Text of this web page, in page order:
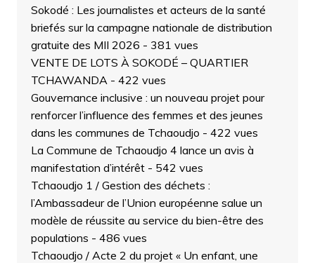
Sokodé : Les journalistes et acteurs de la santé
briefés sur la campagne nationale de distribution
gratuite des MII 2026 - 381 vues
VENTE DE LOTS À SOKODÉ – QUARTIER
TCHAWANDA - 422 vues
Gouvernance inclusive : un nouveau projet pour
renforcer l’influence des femmes et des jeunes
dans les communes de Tchaoudjo - 422 vues
La Commune de Tchaoudjo 4 lance un avis à
manifestation d’intérêt- 542 vues
Tchaoudjo 1 / Gestion des déchets :
l’Ambassadeur de l’Union européenne salue un
modèle de réussite au service du bien-être des
populations - 486 vues
Tchaoudjo / Acte 2 du projet « Un enfant, une